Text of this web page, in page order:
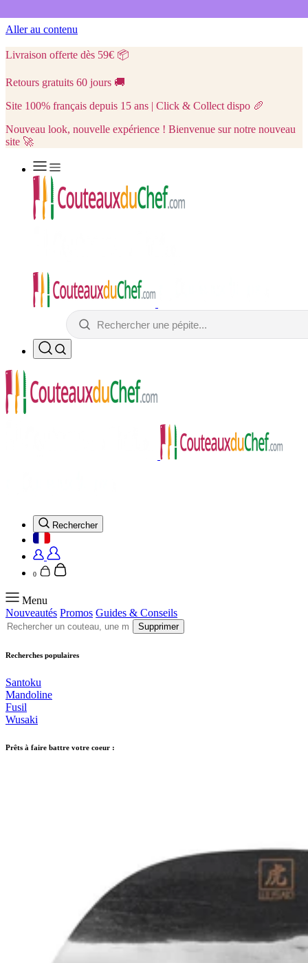
Aller au contenu
Livraison offerte dès 59€ 📦
Retours gratuits 60 jours 🚚
Site 100% français depuis 15 ans | Click & Collect dispo 🥖
Nouveau look, nouvelle expérience ! Bienvenue sur notre nouveau
site 🚀
Rechercher
0
Menu
Nouveautés Promos Guides & Conseils
Supprimer
Recherches populaires
Santoku
Mandoline
Fusil
Wusaki
Prêts à faire battre votre coeur :